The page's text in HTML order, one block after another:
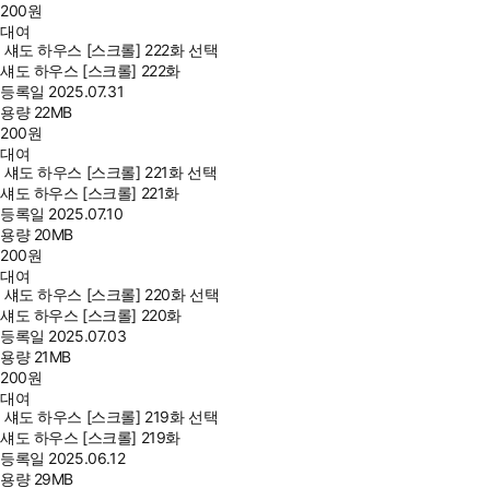
200원
대여
섀도 하우스 [스크롤] 222화 선택
섀도 하우스 [스크롤] 222화
등록일 2025.07.31
용량 22MB
200원
대여
섀도 하우스 [스크롤] 221화 선택
섀도 하우스 [스크롤] 221화
등록일 2025.07.10
용량 20MB
200원
대여
섀도 하우스 [스크롤] 220화 선택
섀도 하우스 [스크롤] 220화
등록일 2025.07.03
용량 21MB
200원
대여
섀도 하우스 [스크롤] 219화 선택
섀도 하우스 [스크롤] 219화
등록일 2025.06.12
용량 29MB